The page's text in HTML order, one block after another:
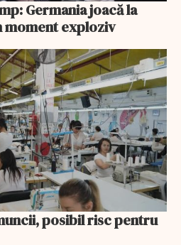
Germania joacă la
moment exploziv
posibil risc pentru